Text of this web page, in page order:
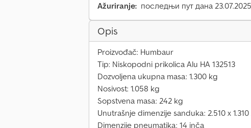
Ažuriranje: последњи пут дана 23.07.2025
Opis
Proizvođač: Humbaur
Tip: Niskopodni prikolica Alu HA 132513
Dozvoljena ukupna masa: 1.300 kg
Nosivost: 1.058 kg
Sopstvena masa: 242 kg
Unutrašnje dimenzije sanduka: 2.510 x
Dimenzije pneumatika: 14 inča